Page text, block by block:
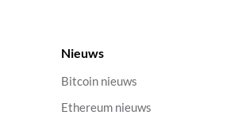
Nieuws
Bitcoin nieuws
Ethereum nieuws